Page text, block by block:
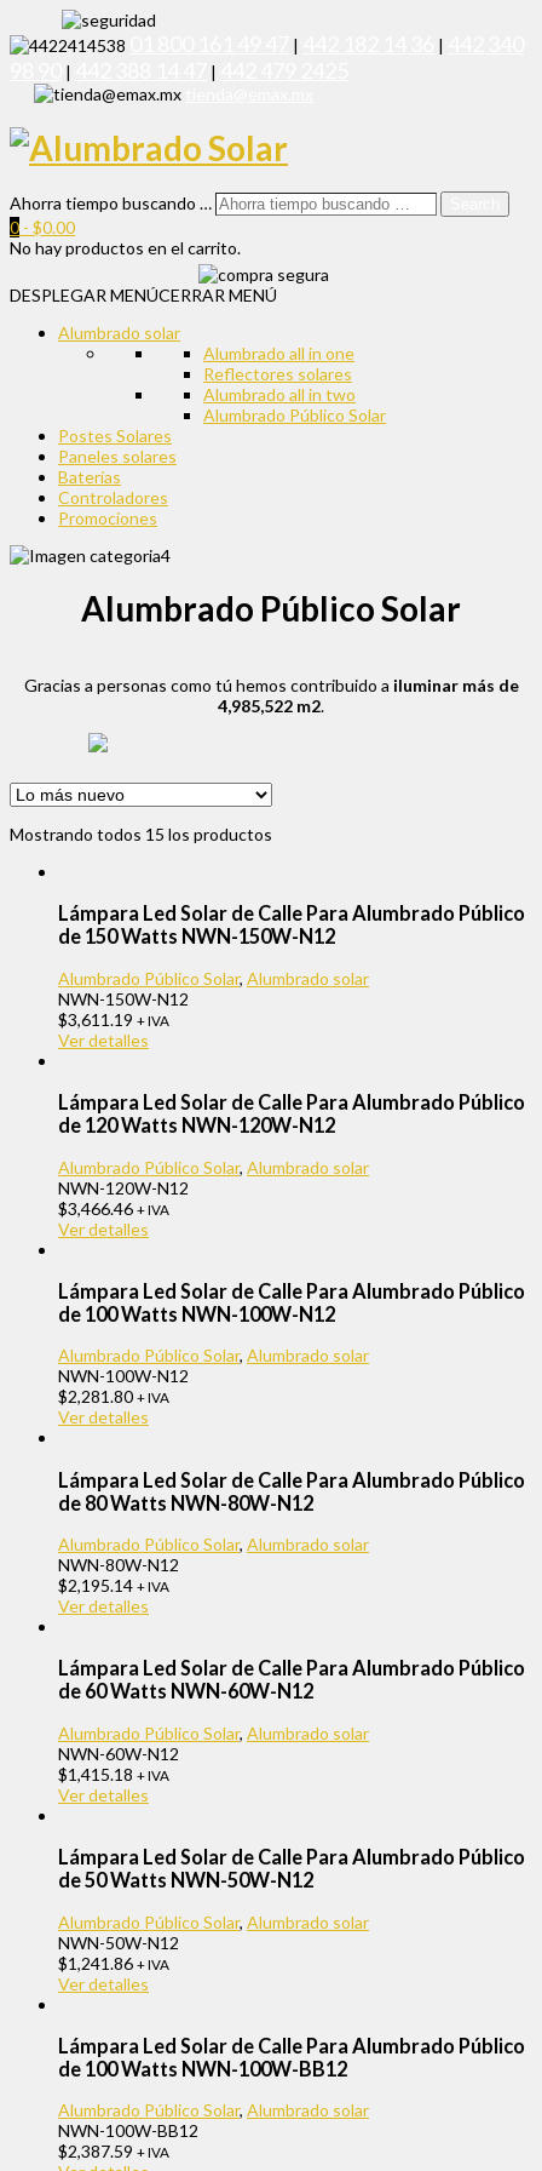
| |
| |
Ahorra tiempo buscando …
0 - $0.00
No hay productos en el carrito.
DESPLEGAR MENÚCERRAR MENÚ
Alumbrado solar
Alumbrado all in one
Reflectores solares
Alumbrado all in two
Alumbrado Público Solar
Postes Solares
Paneles solares
Baterías
Controladores
Promociones
Alumbrado Público Solar
Gracias a personas como tú hemos contribuido a iluminar más de
4,985,522 m2.
Mostrando todos 15 los productos
Lámpara Led Solar de Calle Para Alumbrado Público
de 150 Watts NWN-150W-N12
Alumbrado Público Solar, Alumbrado solar
NWN-150W-N12
$3,611.19 + IVA
Ver detalles
Lámpara Led Solar de Calle Para Alumbrado Público
de 120 Watts NWN-120W-N12
Alumbrado Público Solar, Alumbrado solar
NWN-120W-N12
$3,466.46 + IVA
Ver detalles
Lámpara Led Solar de Calle Para Alumbrado Público
de 100 Watts NWN-100W-N12
Alumbrado Público Solar, Alumbrado solar
NWN-100W-N12
$2,281.80 + IVA
Ver detalles
Lámpara Led Solar de Calle Para Alumbrado Público
de 80 Watts NWN-80W-N12
Alumbrado Público Solar, Alumbrado solar
NWN-80W-N12
$2,195.14 + IVA
Ver detalles
Lámpara Led Solar de Calle Para Alumbrado Público
de 60 Watts NWN-60W-N12
Alumbrado Público Solar, Alumbrado solar
NWN-60W-N12
$1,415.18 + IVA
Ver detalles
Lámpara Led Solar de Calle Para Alumbrado Público
de 50 Watts NWN-50W-N12
Alumbrado Público Solar, Alumbrado solar
NWN-50W-N12
$1,241.86 + IVA
Ver detalles
Lámpara Led Solar de Calle Para Alumbrado Público
de 100 Watts NWN-100W-BB12
Alumbrado Público Solar, Alumbrado solar
NWN-100W-BB12
$2,387.59 + IVA